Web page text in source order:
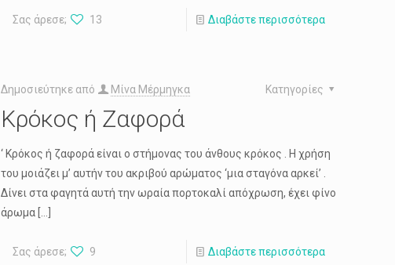
Σας άρεσε; 13 Διαβάστε περισσότερα
Δημοσιεύτηκε από Μίνα Μέρμηγκα Κατηγορίες
Κρόκος ή Ζαφορά
‘ Κρόκος ή ζαφορά είναι ο στήμονας του άνθους κρόκος . Η χρήση
του μοιάζει μ’ αυτήν του ακριβού αρώματος ‘μια σταγόνα αρκεί’ .
Δίνει στα φαγητά αυτή την ωραία πορτοκαλί απόχρωση, έχει φίνο
άρωμα […]
Σας άρεσε; 9 Διαβάστε περισσότερα